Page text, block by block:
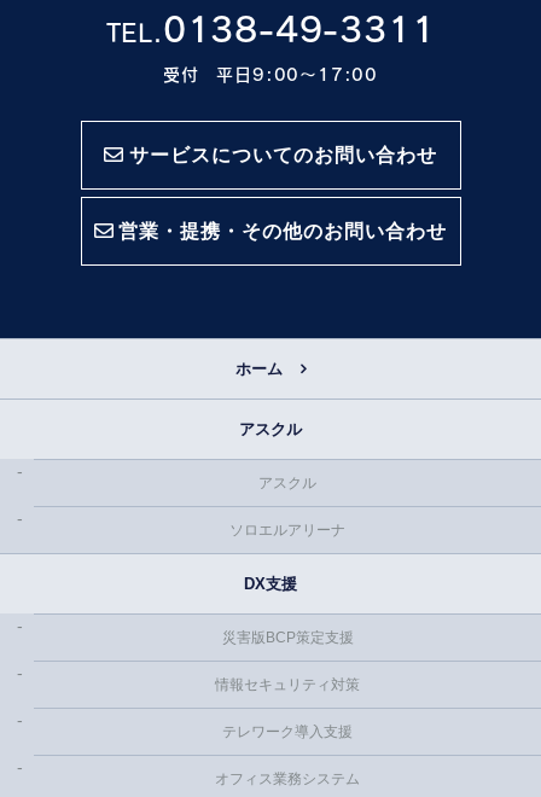
TEL.0138-49-3311
受付 平日9:00〜17:00
サービスについてのお問い合わせ
営業・提携・その他のお問い合わせ
ホーム
アスクル
アスクル
ソロエルアリーナ
DX支援
災害版BCP策定支援
情報セキュリティ対策
テレワーク導入支援
オフィス業務システム